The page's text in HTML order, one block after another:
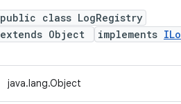
public class LogRegistry
extends Object
implements
java.lang.Object